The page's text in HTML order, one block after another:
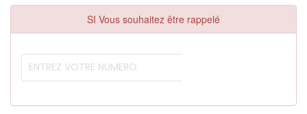
SI Vous souhaitez être rappelé